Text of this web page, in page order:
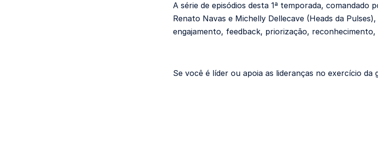
A série de episódios desta 1ª temporada, comandado
Renato Navas e Michelly Dellecave (Heads da
engajamento, feedback, priorização,
Se você é líder ou apoia as lideranças no exercício